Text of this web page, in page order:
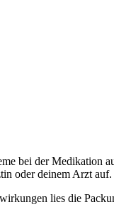
bei der Medikation
oder deinem Arzt auf.
lies die